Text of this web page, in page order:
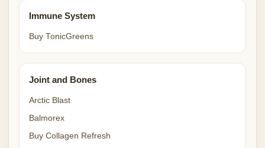
Immune System
Buy TonicGreens
Joint and Bones
Arctic Blast
Balmorex
Buy Collagen Refresh